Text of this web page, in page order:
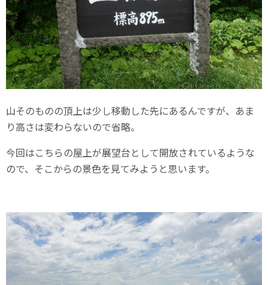
山そのものの頂上は少し移動した先にあるんですが、あま
り高さは変わらないので省略。
今回はこちらの屋上が展望台として開放されているような
ので、そこからの景色を見てみようと思います。